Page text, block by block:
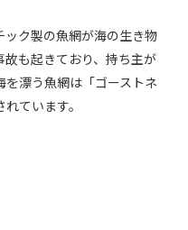
ック製の魚網が海の生き物
も起きており、持ち主が
漂う魚網は「ゴーストネ
ています。